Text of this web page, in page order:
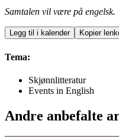
Samtalen vil være på engelsk.
Legg til i kalender Kopier
Tema:
Skjønnlitteratur
Events in English
Andre anbefalte